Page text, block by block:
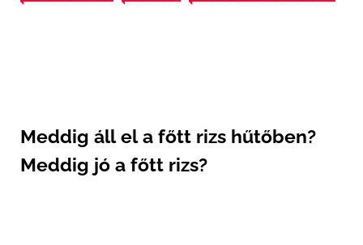
Meddig áll el a főtt rizs hűtőben?
Meddig jó a főtt rizs?